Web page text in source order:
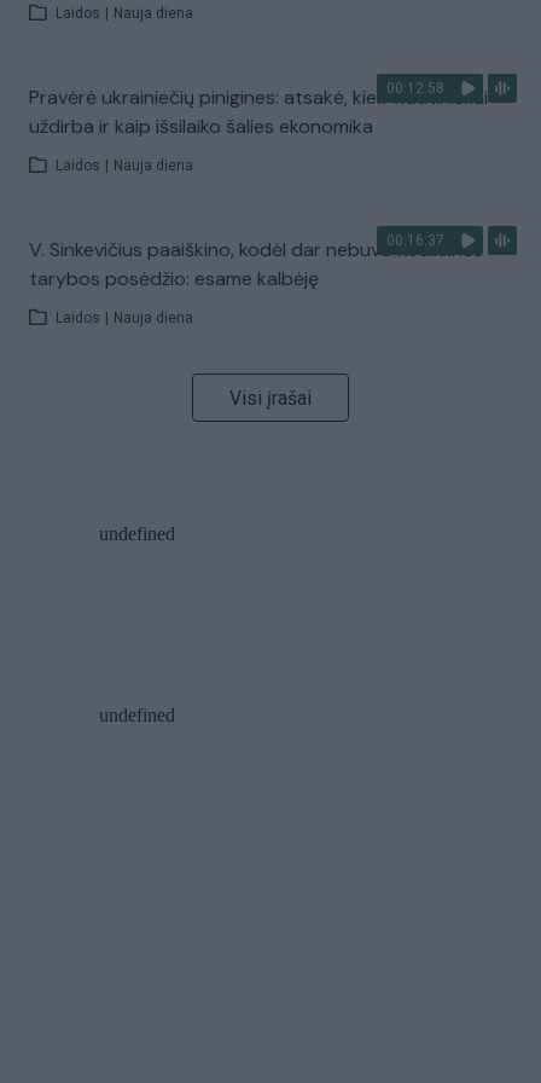
Laidos Nauja diena
00:12:58
Pravėrė ukrainiečių pinigines: atsakė, kiek vidutiniškai
uždirba ir kaip išsilaiko šalies ekonomika
Laidos Nauja diena
00:16:37
V. Sinkevičius paaiškino, kodėl dar nebuvo Koalicinės
tarybos posėdžio: esame kalbėję
Laidos Nauja diena
Visi įrašai